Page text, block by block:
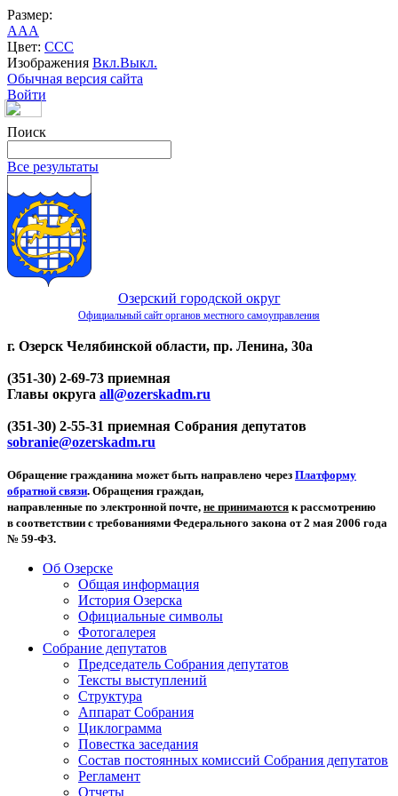
Размер:
AAA
Цвет: CCC
Изображения Вкл.Выкл.
Обычная версия сайта
Войти
Поиск
Все результаты
Озерский городской округ
Официальный сайт органов местного самоуправления
г. Озерск Челябинской области, пр. Ленина, 30а
(351-30) 2-69-73 приемная
Главы округа all@ozerskadm.ru
(351-30) 2-55-31 приемная Собрания депутатов
sobranie@ozerskadm.ru
Обращение гражданина может быть направлено через Платформу
обратной связи. Обращения граждан,
направленные по электронной почте, не принимаются к рассмотрению
в соответствии с требованиями Федерального закона от 2 мая 2006 года
№ 59-ФЗ.
Об Озерске
Общая информация
История Озерска
Официальные символы
Фотогалерея
Собрание депутатов
Председатель Собрания депутатов
Тексты выступлений
Структура
Аппарат Собрания
Циклограмма
Повестка заседания
Состав постоянных комиссий Собрания депутатов
Регламент
Отчеты